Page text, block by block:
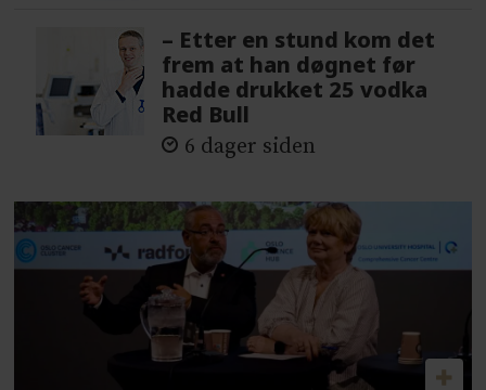
– Etter en stund kom det
frem at han døgnet før
hadde drukket 25 vodka
Red Bull
6 dager siden